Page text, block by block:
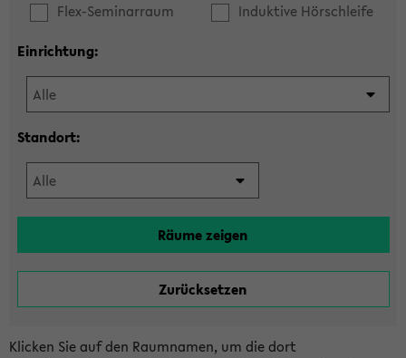
Flex-Seminarraum
Induktive Hörschleife
Einrichtung:
Standort:
Klicken Sie auf den Raumnamen, um die dort